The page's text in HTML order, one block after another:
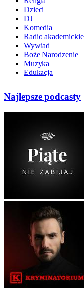
Dzieci
DJ
Komedia
Radio akademickie
Wywiad
Boże Narodzenie
Muzyka
Edukacja
Najlepsze podcasty